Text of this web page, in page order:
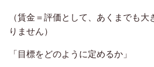
（賃金＝評価として、あくまでも
りません）
「目標をどのように定めるか」